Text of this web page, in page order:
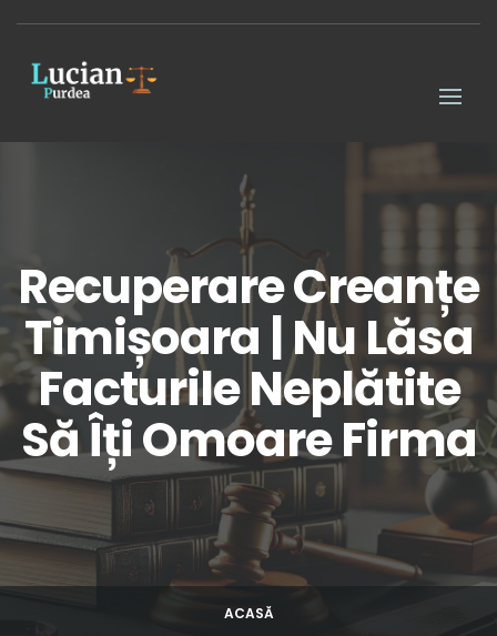
Recuperare Creanțe
Timișoara | Nu Lăsa
Facturile Neplătite
Să Îți Omoare Firma
ACASĂ